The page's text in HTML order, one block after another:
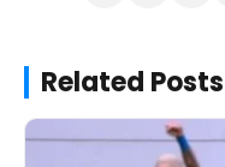
Related Posts